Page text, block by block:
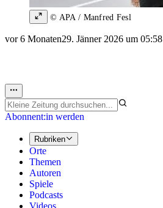
© APA / Manfred Fesl
vor 6 Monaten29. Jänner 2026 um 05:58
Abonnent:in werden
Rubriken
Orte
Themen
Autoren
Spiele
Podcasts
Videos